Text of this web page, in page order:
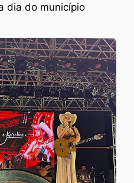
dia do município